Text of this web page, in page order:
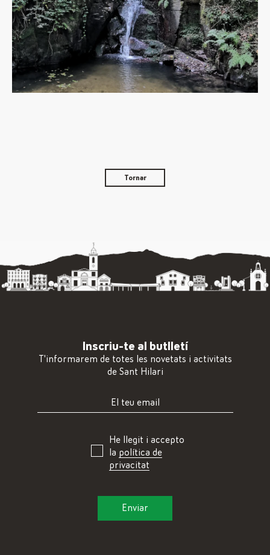
Tornar
Inscriu-te al butlletí
T'informarem de totes les novetats i activitats
de Sant Hilari
He llegit i accepto
la política de
privacitat